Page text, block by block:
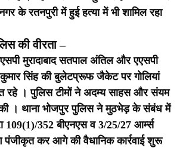
के रतनपुरी में हुई हत्या में भी शामिल रहा
की वीरता –
मुरादाबाद सतपाल अंतिल और एएसपी
सिंह की बुलेटप्रूफ जैकेट पर गोलियां
रहे । पुलिस टीमों ने अदम्य साहस और संयम
। थाना भोजपुर पुलिस ने मुठभेड़ के संबंध में
109(1)/352 बीएनएस व 3/25/27 आर्म्स
कर आगे की वैधानिक कार्रवाई शुरू